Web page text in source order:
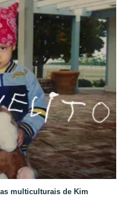
multiculturais de Kim